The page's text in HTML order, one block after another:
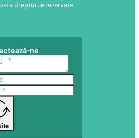
drepturile rezervate
ne